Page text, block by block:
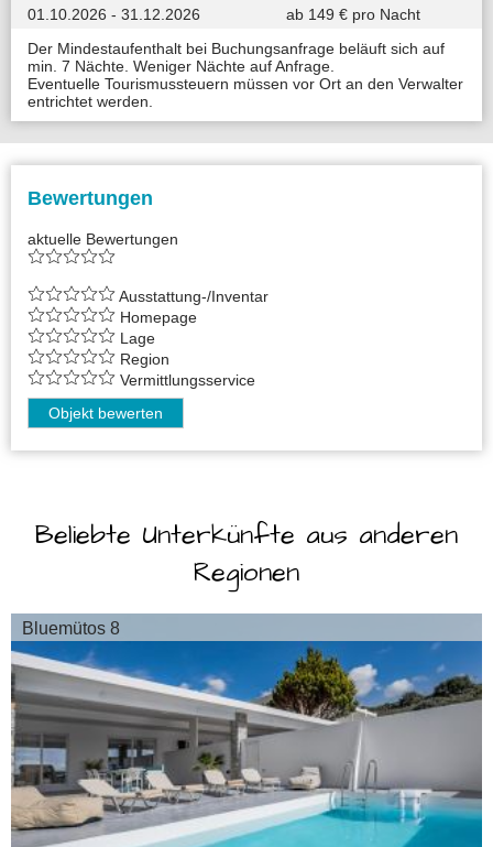
01.10.2026 - 31.12.2026
ab 149 € pro Nacht
Der Mindestaufenthalt bei Buchungsanfrage beläuft sich auf
min. 7 Nächte. Weniger Nächte auf Anfrage.
Eventuelle Tourismussteuern müssen vor Ort an den Verwalter
entrichtet werden.
Bewertungen
aktuelle Bewertungen
Ausstattung-/Inventar
Homepage
Lage
Region
Vermittlungsservice
Objekt bewerten
Beliebte Unterkünfte aus anderen
Regionen
Bluemütos 8